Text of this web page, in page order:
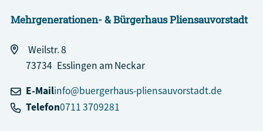
Mehrgenerationen- & Bürgerhaus Pliensauvorstadt
Weilstr. 8
73734 Esslingen am Neckar
E-Mailinfo@buergerhaus-pliensauvorstadt.de
Telefon0711 3709281